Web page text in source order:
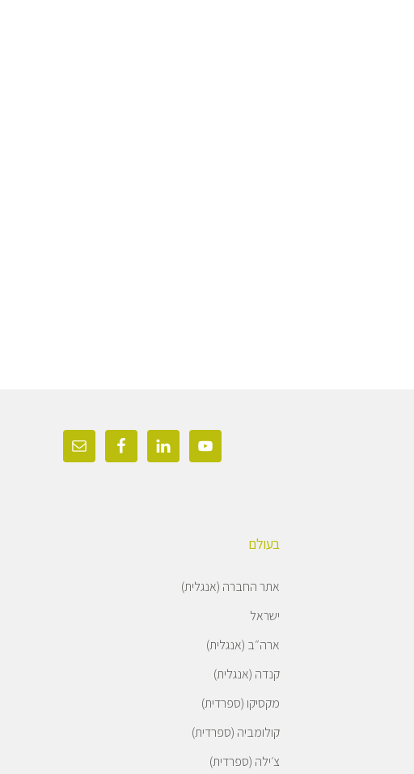
בעולם
אתר החברה (אנגלית)
ישראל
ארה״ב (אנגלית)
קנדה (אנגלית)
מקסיקו (ספרדית)
קולומביה (ספרדית)
צ׳ילה (ספרדית)